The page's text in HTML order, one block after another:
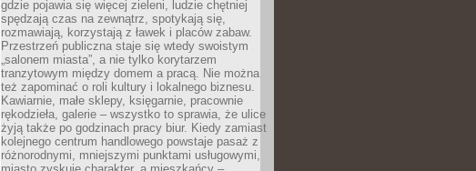
gdzie pojawia się więcej zieleni, ludzie chętniej
spędzają czas na zewnątrz, spotykają się,
rozmawiają, korzystają z ławek i placów zabaw.
Przestrzeń publiczna staje się wtedy swoistym
„salonem miasta”, a nie tylko korytarzem
tranzytowym między domem a pracą. Nie można
też zapominać o roli kultury i lokalnego biznesu.
Kawiarnie, małe sklepy, księgarnie, pracownie
rękodzieła, galerie – wszystko to sprawia, że ulice
żyją także po godzinach pracy biur. Kiedy zamiast
kolejnego centrum handlowego powstaje pasaż z
różnorodnymi, mniejszymi punktami usługowymi,